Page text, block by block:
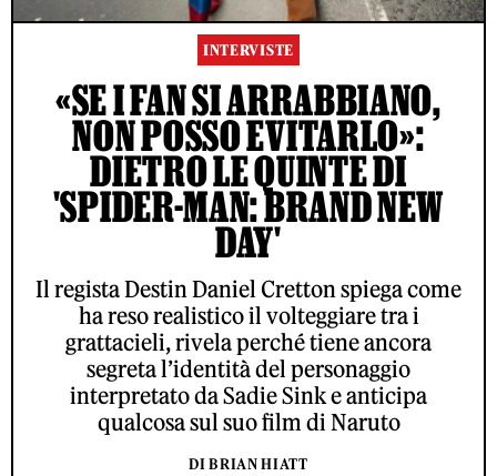
INTERVISTE
«SE I FAN SI ARRABBIANO,
NON POSSO EVITARLO»:
DIETRO LE QUINTE DI
'SPIDER-MAN: BRAND NEW
DAY'
Il regista Destin Daniel Cretton spiega come
ha reso realistico il volteggiare tra i
grattacieli, rivela perché tiene ancora
segreta l’identità del personaggio
interpretato da Sadie Sink e anticipa
qualcosa sul suo film di Naruto
DI BRIAN HIATT